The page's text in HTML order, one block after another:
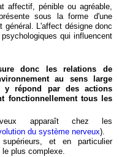
affectif, pénible ou agréable,
sous la forme d'une
général. L'affect désigne donc
qui influencent
donc les relations de
au sens large
y répond par des actions
fonctionnellement tous les
apparaît chez les
du système nerveux).
et en particulier
le plus complexe.